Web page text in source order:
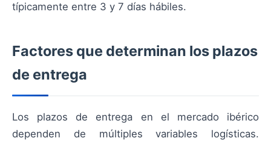
típicamente entre 3 y 7 días hábiles.
Factores que determinan los plazos
de entrega
Los plazos de entrega en el mercado ibérico
dependen de múltiples variables logísticas.